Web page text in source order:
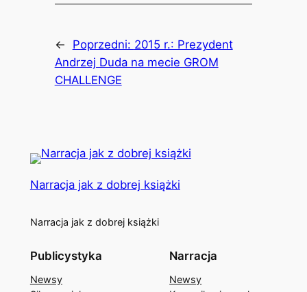
← Poprzedni: 2015 r.: Prezydent
Andrzej Duda na mecie GROM
CHALLENGE
Narracja jak z dobrej książki
Narracja jak z dobrej książki
Publicystyka
Newsy
Narracja
Newsy